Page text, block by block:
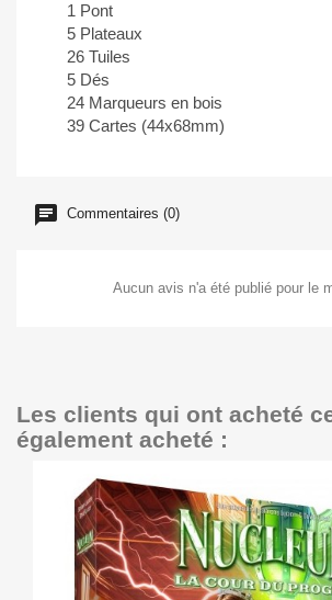
1 Pont
5 Plateaux
26 Tuiles
5 Dés
24 Marqueurs en bois
39 Cartes (44x68mm)
Commentaires (0)
Aucun avis n'a été publié pour le
Les clients qui ont acheté
également acheté :